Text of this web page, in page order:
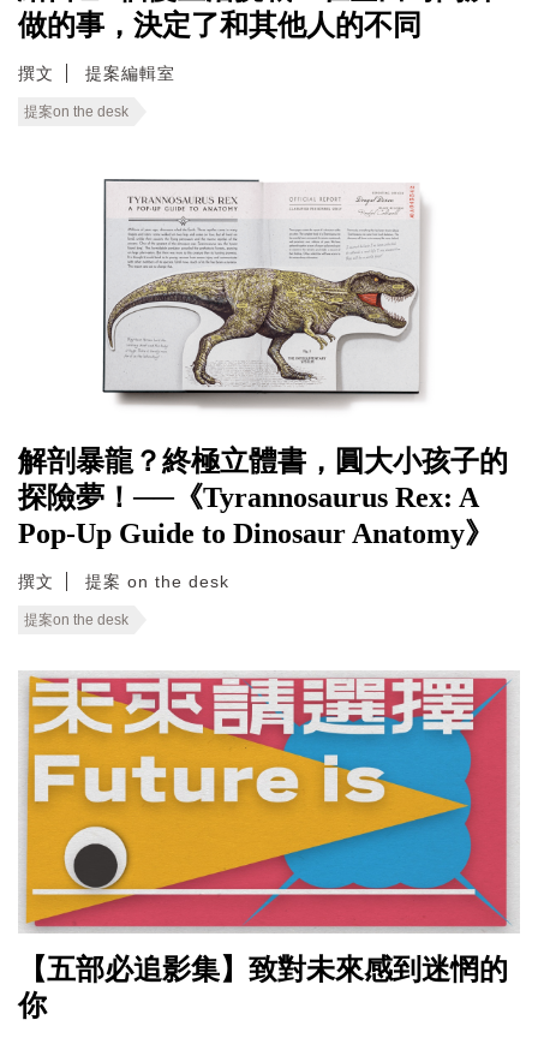
做的事，決定了和其他人的不同
撰文 提案編輯室
提案on the desk
解剖暴龍？終極立體書，圓大小孩子的
探險夢！──《Tyrannosaurus Rex: A
Pop-Up Guide to Dinosaur Anatomy》
撰文 提案 on the desk
提案on the desk
【五部必追影集】致對未來感到迷惘的
你